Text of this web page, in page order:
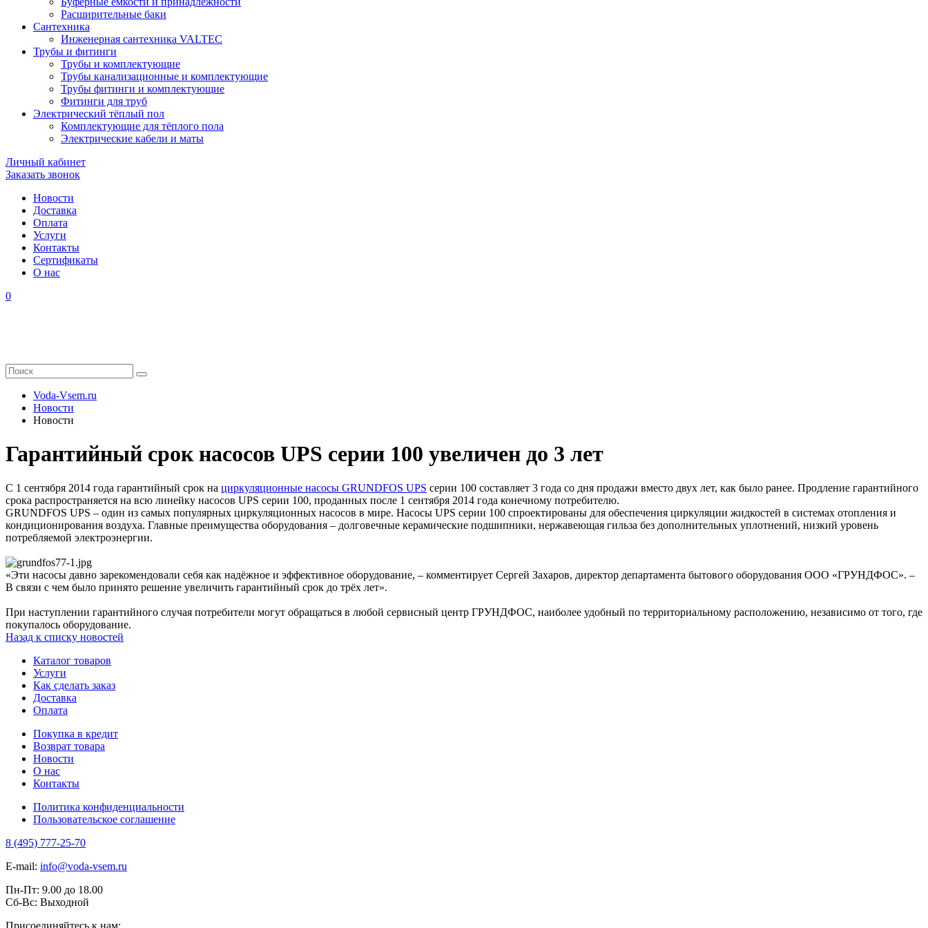
Расширительные баки
Сантехника
Инженерная сантехника VALTEC
Трубы и фитинги
Трубы и комплектующие
Трубы канализационные и комплектующие
Трубы фитинги и комплектующие
Фитинги для труб
Электрический тёплый пол
Комплектующие для тёплого пола
Электрические кабели и маты
Личный кабинет
Заказать звонок
Новости
Доставка
Оплата
Услуги
Контакты
Cертификаты
О нас
0
Voda-Vsem.ru
Новости
Новости
Гарантийный срок насосов UPS серии 100 увеличен до 3 лет
С 1 сентября 2014 года гарантийный срок на циркуляционные насосы GRUNDFOS UPS серии 100 составляет 3 года со дня продажи вместо двух лет, как было ранее. Продление гарантийного
срока распространяется на всю линейку насосов UPS серии 100, проданных после 1 сентября 2014 года конечному потребителю.
GRUNDFOS UPS – один из самых популярных циркуляционных насосов в мире. Насосы UPS серии 100 спроектированы для обеспечения циркуляции жидкостей в системах отопления и
кондиционирования воздуха. Главные преимущества оборудования – долговечные керамические подшипники, нержавеющая гильза без дополнительных уплотнений, низкий уровень
потребляемой электроэнергии.
«Эти насосы давно зарекомендовали себя как надёжное и эффективное оборудование, – комментирует Сергей Захаров, директор департамента бытового оборудования ООО «ГРУНДФОС». –
В связи с чем было принято решение увеличить гарантийный срок до трёх лет».
При наступлении гарантийного случая потребители могут обращаться в любой сервисный центр ГРУНДФОС, наиболее удобный по территориальному расположению, независимо от того, где
покупалось оборудование.
Назад к списку новостей
Каталог товаров
Услуги
Как сделать заказ
Доставка
Оплата
Покупка в кредит
Возврат товара
Новости
О нас
Контакты
Политика конфиденциальности
Пользовательское соглашение
8 (495) 777-25-70
E-mail: info@voda-vsem.ru
Пн-Пт: 9.00 до 18.00
Сб-Вс: Выходной
Присоединяйтесь к нам: